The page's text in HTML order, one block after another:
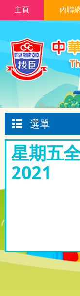
主頁 內聯網
選單
星期五
2021